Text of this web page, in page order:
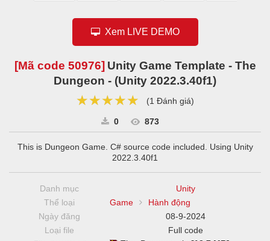
Xem LIVE DEMO
[Mã code 50976] Unity Game Template - The
Dungeon - (Unity 2022.3.40f1)
★★★★★
★★★★★
★★★★★ (1 Đánh giá)
0 873
This is Dungeon Game. C# source code included. Using Unity
2022.3.40f1
Danh mục
Unity
Thể loại
Game
Hành động
Ngày đăng
08-9-2024
Loại file
Full code